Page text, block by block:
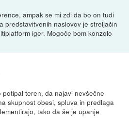
ampak se mi zdi da bo on tudi
predstavitvenih naslovov je streljačin
iger. Mogoče bom konzolo
teren, da najavi nevšečne
skupnost obesi, spluva in predlaga
tako da še je upanje